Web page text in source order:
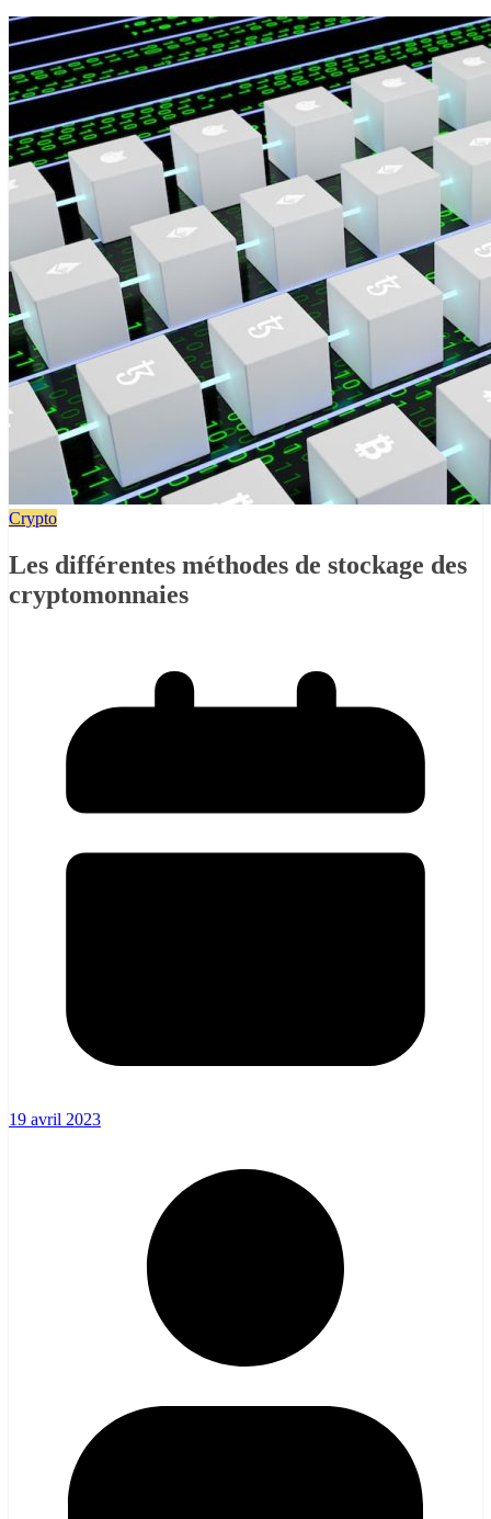
Crypto
Les différentes méthodes de stockage des
cryptomonnaies
19 avril 2023